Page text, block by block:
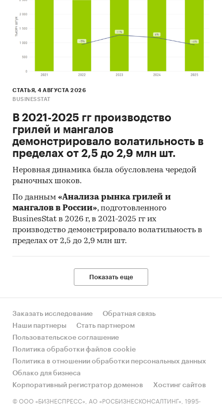
СТАТЬЯ, 4 АВГУСТА 2026
BUSINESSTAT
В 2021-2025 гг производство
грилей и мангалов
демонстрировало волатильность в
пределах от 2,5 до 2,9 млн шт.
Неровная динамика была обусловлена чередой
рыночных шоков.
По данным «Анализа рынка грилей и
мангалов в России», подготовленного
BusinesStat в 2026 г, в 2021-2025 гг их
производство демонстрировало волатильность в
пределах от 2,5 до 2,9 млн шт.
Показать еще
Заказать исследование
Обратная связь
Наши партнеры
Стать партнером
Пользовательское соглашение
Политика обработки файлов cookie
Политика в отношении обработки персональных данных
Облако для бизнеса
Корпоративный регистратор доменов
Хостинг сайтов
© ООО «БИЗНЕСПРЕСС», АО «РОСБИЗНЕСКОНСАЛТИНГ», 1995-